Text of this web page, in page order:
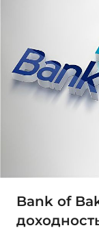
Bank of